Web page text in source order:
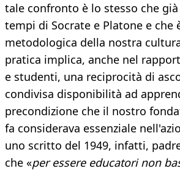
tale confronto è lo stesso che
tempi di Socrate e Platone e che
metodologica della nostra
pratica implica, anche nel
e studenti, una reciprocità di
condivisa disponibilità ad
precondizione che il nostro
fa considerava essenziale
uno scritto del 1949, infatti,
che «per essere educatori non